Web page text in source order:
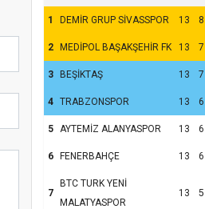
1 DEMİR GRUP SİVASSPOR 13 8
2 MEDİPOL BAŞAKŞEHİR FK 13 7
3 BEŞİKTAŞ 13 7
4 TRABZONSPOR 13 6
5 AYTEMİZ ALANYASPOR 13 6
6 FENERBAHÇE 13 6
7
BTC TURK YENİ
MALATYASPOR
13 5